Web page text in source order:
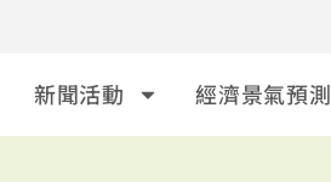
新聞活動 經濟景氣預測